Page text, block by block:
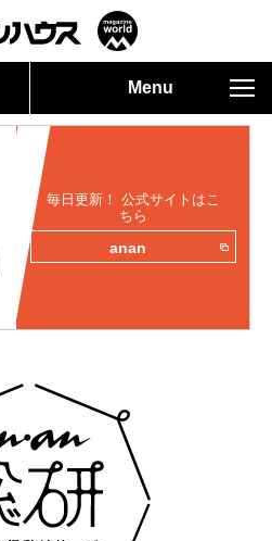
Menu
毎日更新！ 公式サイトはこ
ちら
anan